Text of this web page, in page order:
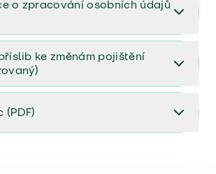
o zpracování osobních údajů
osobních údajů (PDF)
ke změnám pojištění
ke změnám pojištění (aktualizovaný)
(PDF)